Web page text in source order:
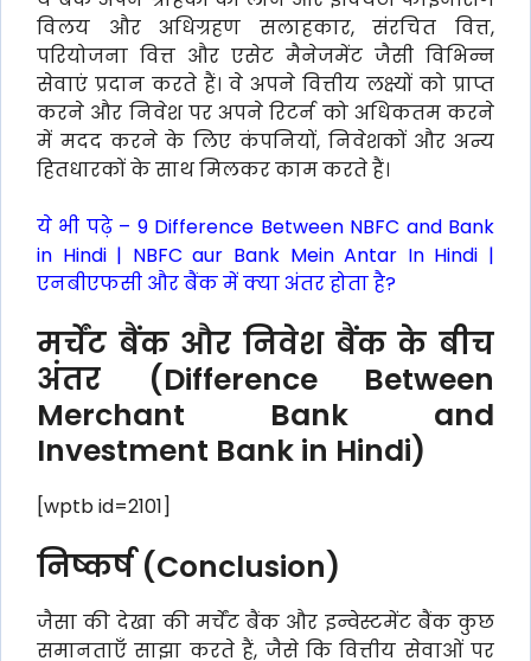
विलय और अधिग्रहण सलाहकार, संरचित वित्त,
परियोजना वित्त और एसेट मैनेजमेंट जैसी विभिन्न
सेवाएं प्रदान करते हैं। वे अपने वित्तीय लक्ष्यों को प्राप्त
करने और निवेश पर अपने रिटर्न को अधिकतम करने
में मदद करने के लिए कंपनियों, निवेशकों और अन्य
हितधारकों के साथ मिलकर काम करते हैं।
ये भी पढ़े – 9 Difference Between NBFC and Bank
in Hindi | NBFC aur Bank Mein Antar In Hindi |
एनबीएफसी और बैंक में क्या अंतर होता है?
मर्चेंट बैंक और निवेश बैंक के बीच
अंतर (Difference Between
Merchant Bank and
Investment Bank in Hindi)
[wptb id=2101]
निष्कर्ष (Conclusion)
जैसा की देखा की मर्चेंट बैंक और इन्वेस्टमेंट बैंक कुछ
समानताएँ साझा करते हैं, जैसे कि वित्तीय सेवाओं पर